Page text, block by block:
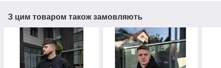
З цим товаром також замовляють